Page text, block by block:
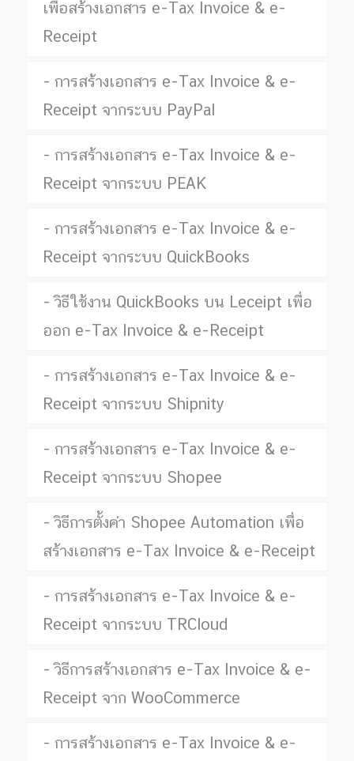
เพื่อสร้างเอกสาร e-Tax Invoice & e-
Receipt
การสร้างเอกสาร e-Tax Invoice & e-
Receipt จากระบบ PayPal
การสร้างเอกสาร e-Tax Invoice & e-
Receipt จากระบบ PEAK
การสร้างเอกสาร e-Tax Invoice & e-
Receipt จากระบบ QuickBooks
วิธีใช้งาน QuickBooks บน Leceipt เพื่อ
ออก e-Tax Invoice & e-Receipt
การสร้างเอกสาร e-Tax Invoice & e-
Receipt จากระบบ Shipnity
การสร้างเอกสาร e-Tax Invoice & e-
Receipt จากระบบ Shopee
วิธีการตั้งค่า Shopee Automation เพื่อ
สร้างเอกสาร e-Tax Invoice & e-Receipt
การสร้างเอกสาร e-Tax Invoice & e-
Receipt จากระบบ TRCloud
วิธีการสร้างเอกสาร e-Tax Invoice & e-
Receipt จาก WooCommerce
การสร้างเอกสาร e-Tax Invoice & e-